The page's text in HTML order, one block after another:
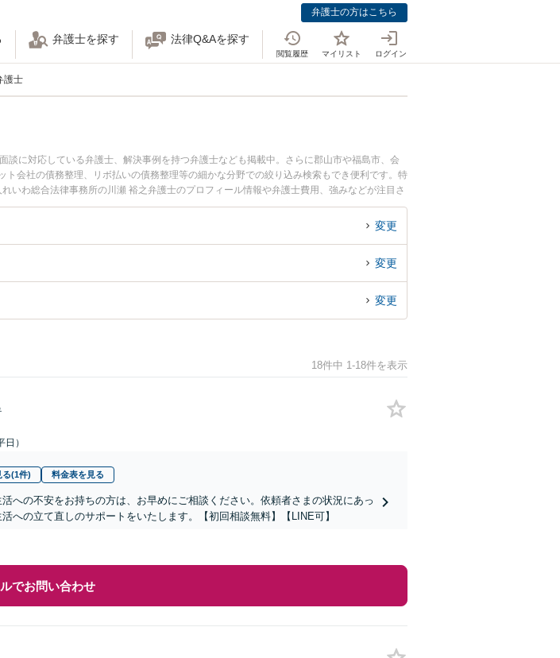
弁護士の方はこちら
弁護士を探す 法律Q&Aを探す
閲覧履歴 マイリスト ログイン
護士
に対応している弁護士、解決事例を持つ弁護士なども掲載中。さらに郡山市や福島市、会
会社の債務整理、リボ払いの債務整理等の細かな分野での絞り込み検索もでき便利です。特
いわ総合法律事務所の川瀬 裕之弁護士のプロフィール情報や弁護士費用、強みなどが注目さ
護士に相談したい』『借金・債務整理のトラブル解決の実績豊富な近くの弁護士を検索した
たい』などでお困りの相談者さんにおすすめです。
変更
変更
変更
18件中 1-18件を表示
）
る(1件) 料金表を見る
への不安をお持ちの方は、お早めにご相談ください。依頼者さまの状況にあっ
への立て直しのサポートをいたします。【初回相談無料】【LINE可】
でお問い合わせ